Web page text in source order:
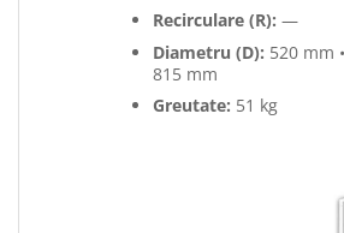
Recirculare (R): —
Diametru (D): 520 mm
815 mm
Greutate: 51 kg